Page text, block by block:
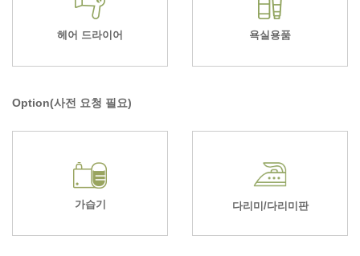
헤어 드라이어 욕실용품
Option(사전 요청 필요)
가습기 다리미/다리미판